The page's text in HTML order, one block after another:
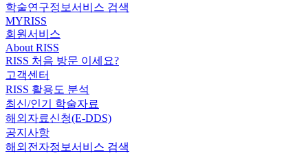
학술연구정보서비스 검색
MYRISS
회원서비스
About RISS
RISS 처음 방문 이세요?
고객센터
RISS 활용도 분석
최신/인기 학술자료
해외자료신청(E-DDS)
공지사항
해외전자정보서비스 검색